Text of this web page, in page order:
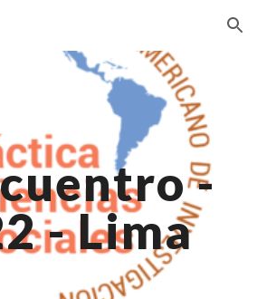
Skip to navigation
-
- Lima